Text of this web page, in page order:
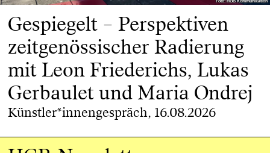
Gespiegelt – Perspektiven
zeitgenössischer Radierung
mit Leon Friederichs, Lukas
Gerbaulet und Maria Ondrej
Künstler*innengespräch, 16.08.2026